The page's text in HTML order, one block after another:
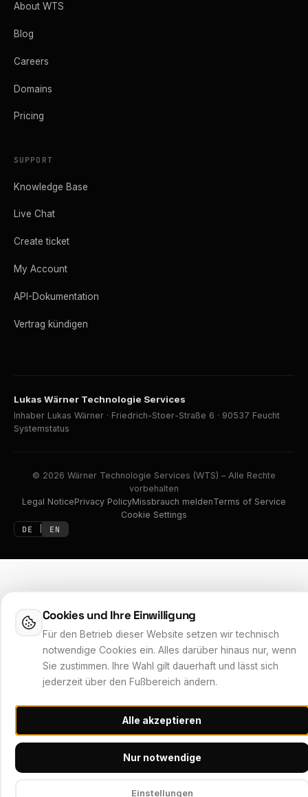
About WTS
Blog
Careers
Domains
Pricing
SUPPORT
Knowledge Base
Live Chat
Create ticket
My Account
API-Dokumentation
Vertrag kündigen
Lukas Wärner Technologie Services
Inhaber Lukas Wärner · Friedrich-Stoer-Straße 6 · 90537 Feucht
Systemstatus
© 2026 Wärner Technologie Services (WTS) – Alle Rechte
vorbehalten
Legal NoticePrivacy PolicyMissbrauch meldenTerms of Service
Cookie Settings
DE
EN
Cookies und Ihre Einwilligung
Für den Betrieb dieser Website setzen wir technisch
notwendige Cookies ein. Alles darüber hinaus nur, wenn
Sie zustimmen. Ihre Wahl gilt dauerhaft und lässt sich
jederzeit über den Fußbereich ändern.
Alle akzeptieren
Nur notwendige
Einstellungen